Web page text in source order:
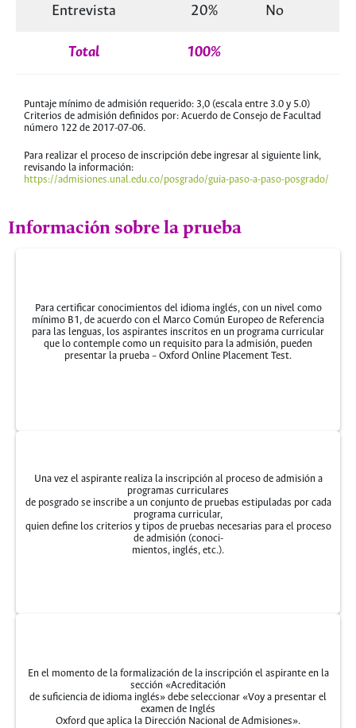
Entrevista 20% No
Total 100%
Puntaje mínimo de admisión requerido: 3,0 (escala entre 3.0 y 5.0)
Criterios de admisión definidos por: Acuerdo de Consejo de Facultad
número 122 de 2017-07-06.
Para realizar el proceso de inscripción debe ingresar al siguiente link,
revisando la información:
https://admisiones.unal.edu.co/posgrado/guia-paso-a-paso-posgrado/
Información sobre la prueba
Para certificar conocimientos del idioma inglés, con un nivel como
mínimo B1, de acuerdo con el Marco Común Europeo de Referencia
para las lenguas, los aspirantes inscritos en un programa curricular
que lo contemple como un requisito para la admisión, pueden
presentar la prueba – Oxford Online Placement Test.
Una vez el aspirante realiza la inscripción al proceso de admisión a
programas curriculares
de posgrado se inscribe a un conjunto de pruebas estipuladas por cada
programa curricular,
quien define los criterios y tipos de pruebas necesarias para el proceso
de admisión (conoci-
mientos, inglés, etc.).
En el momento de la formalización de la inscripción el aspirante en la
sección «Acreditación
de suficiencia de idioma inglés» debe seleccionar «Voy a presentar el
examen de Inglés
Oxford que aplica la Dirección Nacional de Admisiones».